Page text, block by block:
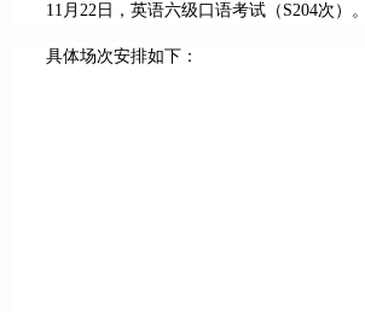
11月22日，英语六级口语考试（S204次）。
具体场次安排如下：